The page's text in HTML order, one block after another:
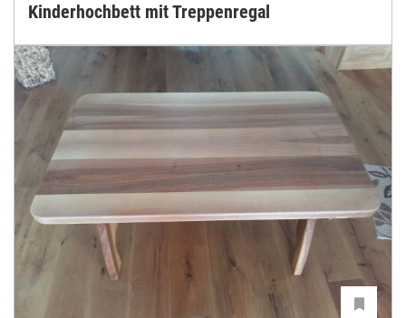
Kinderhochbett mit Treppenregal